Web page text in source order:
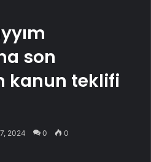
son
kanun teklifi
2024 0 0